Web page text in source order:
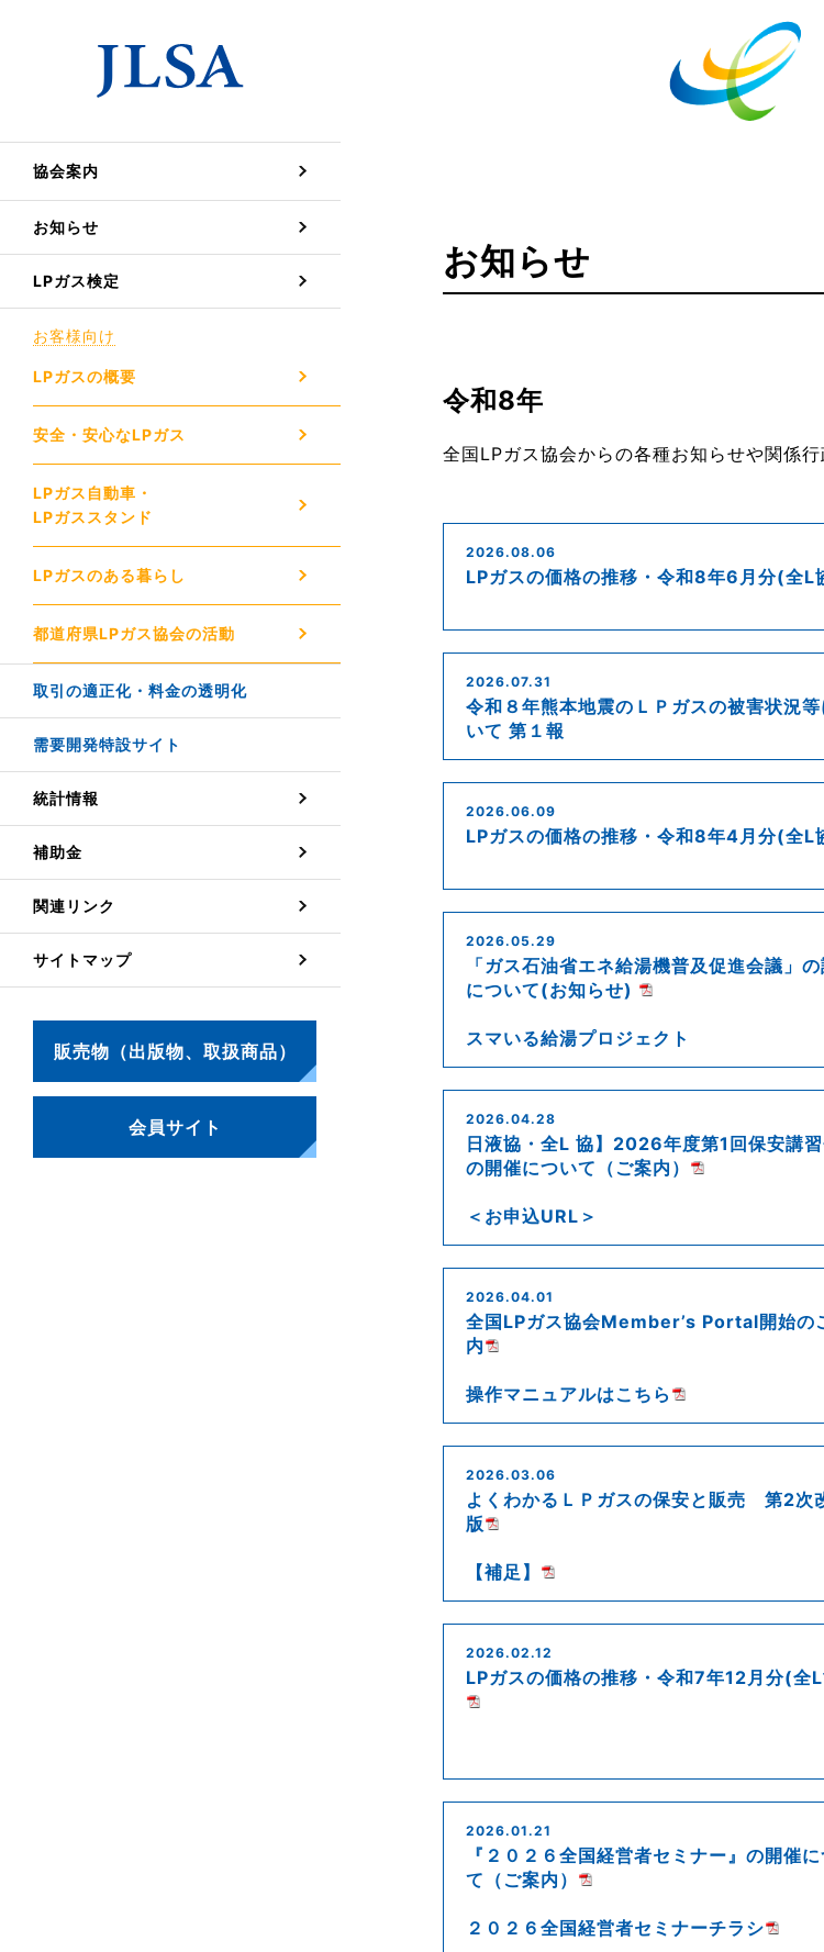
お知らせ
令和8年
全国LPガス協会からの各種お知らせや関係
2026.08.06
LPガスの価格の推移・令和8年6月分(全L
2026.07.31
令和８年熊本地震のＬＰガスの被害状況等
いて 第１報
2026.06.09
LPガスの価格の推移・令和8年4月分(全L
2026.05.29
「ガス石油省エネ給湯機普及促進会議」
について(お知らせ)
スマいる給湯プロジェクト
2026.04.28
日液協・全L 協】2026年度第1回保安講
の開催について（ご案内）
＜お申込URL＞
2026.04.01
全国LPガス協会Member’s Portal開始の
内
操作マニュアルはこちら
2026.03.06
よくわかるＬＰガスの保安と販売 第2次
版
【補足】
2026.02.12
LPガスの価格の推移・令和7年12月分(全
2026.01.21
『２０２６全国経営者セミナー』の開催
て（ご案内）
２０２６全国経営者セミナーチラシ
協会案内
お知らせ
LPガス検定
お客様向け
LPガスの概要
安全・安心なLPガス
LPガス自動車・
LPガススタンド
LPガスのある暮らし
都道府県LPガス協会の活動
取引の適正化・料金の透明化
需要開発特設サイト
統計情報
補助金
関連リンク
サイトマップ
販売物（出版物、取扱商品）
会員サイト